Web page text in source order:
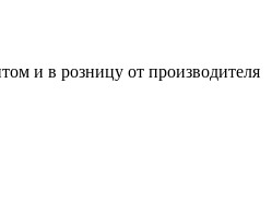
и в розницу от производителя